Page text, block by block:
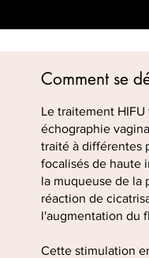
Comment se
Le traitement
échographie
traité à différentes
focalisés de haute
la muqueuse de la
réaction de
l'augmentation du
Cette stimulation